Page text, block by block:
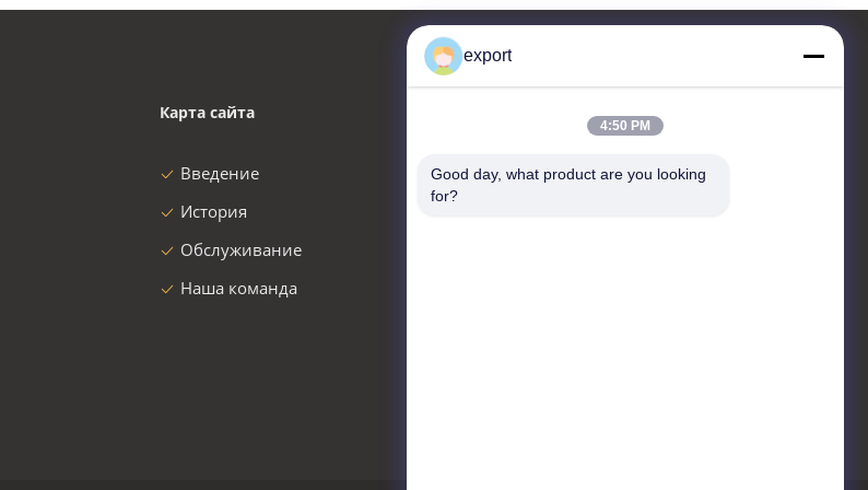
Карта сайта
Введение
История
Обслуживание
Наша команда
контактные данные
Shenzhen Door Intelligent
Control Technology Co., Ltd
export
4:50 PM
Good day, what product are you looking
for?